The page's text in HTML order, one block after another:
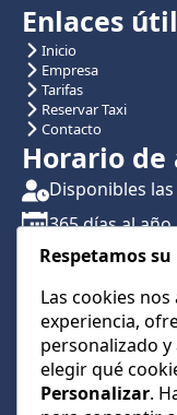
Enlaces
Inicio
Empresa
Tarifas
Reservar Taxi
Contacto
Horario de
Disponibles
365 días al año
Traslados con
Atención por
+34 622 01 23
+34 622 01 23
Respetamos
Las cookies
experiencia,
personalizado
elegir qué
Personalizar.